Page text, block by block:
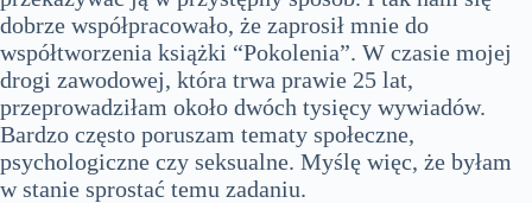
dobrze współpracowało, że zaprosił mnie do
współtworzenia książki “Pokolenia”. W czasie mojej
drogi zawodowej, która trwa prawie 25 lat,
przeprowadziłam około dwóch tysięcy wywiadów.
Bardzo często poruszam tematy społeczne,
psychologiczne czy seksualne. Myślę więc, że byłam
w stanie sprostać temu zadaniu.